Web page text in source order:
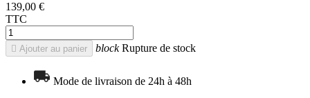
139,00 €
TTC
 Ajouter au panier blockRupture de stock
Mode de livraison de 24h à 48h